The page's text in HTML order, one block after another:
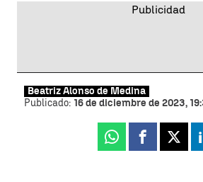
Beatriz Alonso de Medina
Publicado: 16 de diciembre de 2023,
Whatsapp
Facebook
X